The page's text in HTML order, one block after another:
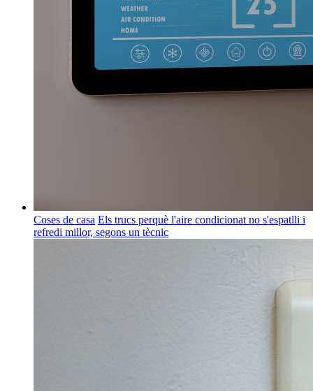
Coses de casa Els trucs perquè l'aire condicionat no s'espatlli i
refredi millor, segons un tècnic